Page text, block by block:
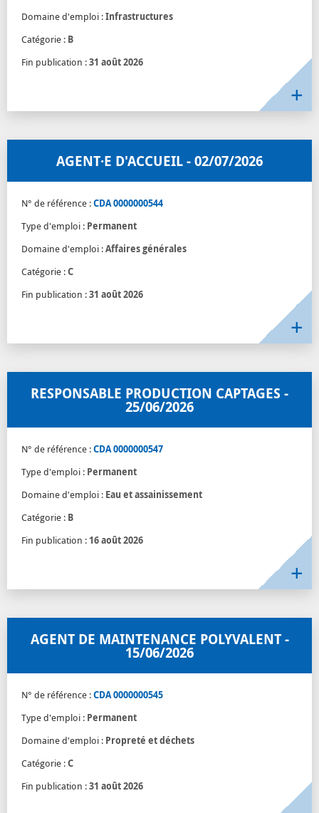
Domaine d'emploi :Infrastructures
Catégorie : B
Fin publication :31 août 2026
AGENT·E D'ACCUEIL - 02/07/2026
N° de référence :CDA 0000000544
Type d'emploi : Permanent
Domaine d'emploi :Affaires générales
Catégorie :C
Fin publication :31 août 2026
RESPONSABLE PRODUCTION CAPTAGES -
25/06/2026
N° de référence :CDA 0000000547
Type d'emploi : Permanent
Domaine d'emploi : Eau et assainissement
Catégorie : B
Fin publication :16 août 2026
AGENT DE MAINTENANCE POLYVALENT -
15/06/2026
N° de référence :CDA 0000000545
Type d'emploi : Permanent
Domaine d'emploi : Propreté et déchets
Catégorie :C
Fin publication :31 août 2026